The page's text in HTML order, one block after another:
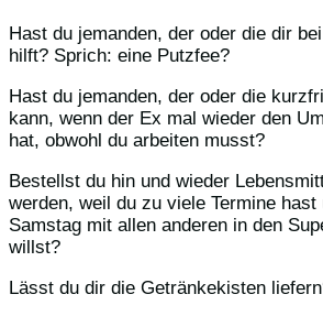
Hast du jemanden, der oder die dir
hilft? Sprich: eine Putzfee?
Hast du jemanden, der oder die
kann, wenn der Ex mal wieder den
hat, obwohl du arbeiten musst?
Bestellst du hin und wieder
werden, weil du zu viele Termine hast
Samstag mit allen anderen in den
willst?
Lässt du dir die Getränkekisten